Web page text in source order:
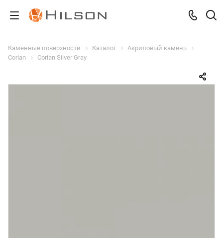
Каменные поверхности Каталог
Акриловый камень
Corian
Corian Silver Gray